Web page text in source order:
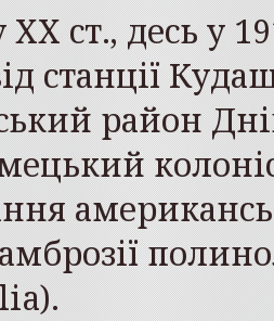
ст., десь у
станції
район